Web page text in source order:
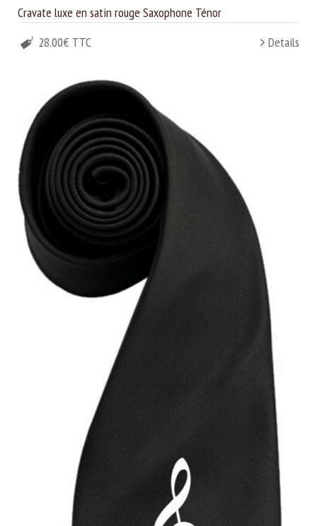
Cravate luxe en satin rouge Saxophone Ténor
28.00€ TTC
Details